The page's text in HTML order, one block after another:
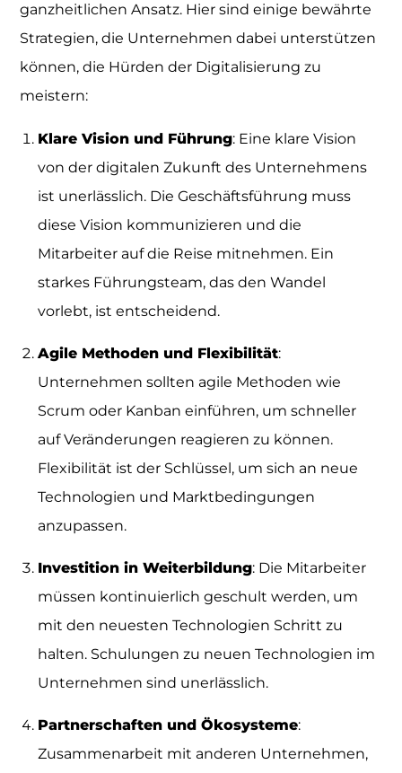
ganzheitlichen Ansatz. Hier sind einige bewährte
Strategien, die Unternehmen dabei unterstützen
können, die Hürden der Digitalisierung zu
meistern:
Klare Vision und Führung: Eine klare Vision
von der digitalen Zukunft des Unternehmens
ist unerlässlich. Die Geschäftsführung muss
diese Vision kommunizieren und die
Mitarbeiter auf die Reise mitnehmen. Ein
starkes Führungsteam, das den Wandel
vorlebt, ist entscheidend.
Agile Methoden und Flexibilität:
Unternehmen sollten agile Methoden wie
Scrum oder Kanban einführen, um schneller
auf Veränderungen reagieren zu können.
Flexibilität ist der Schlüssel, um sich an neue
Technologien und Marktbedingungen
anzupassen.
Investition in Weiterbildung: Die Mitarbeiter
müssen kontinuierlich geschult werden, um
mit den neuesten Technologien Schritt zu
halten. Schulungen zu neuen Technologien im
Unternehmen sind unerlässlich.
Partnerschaften und Ökosysteme:
Zusammenarbeit mit anderen Unternehmen,